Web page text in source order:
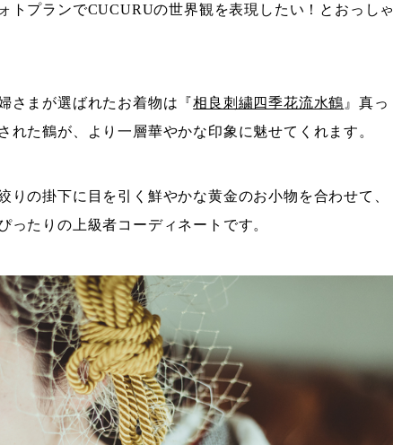
トプランでCUCURUの世界観を表現したい！とおっしゃ
さまが選ばれたお着物は『相良刺繍四季花流水鶴 』真っ
れた鶴が、より一層華やかな印象に魅せてくれます。
りの掛下に目を引く鮮やかな黄金のお小物を合わせて、
ったりの上級者コーディネートです。